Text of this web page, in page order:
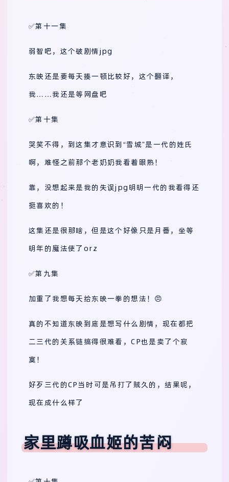
✅第十一集
弱智吧，这个破剧情jpg
东映还是要每天揍一顿比较好，这个翻译，
我……我还是等网盘吧
✅第十集
哭笑不得，到这集才意识到“雪城”是一代的姓氏
啊，难怪之前那个老奶奶我看着眼熟！
靠，没想起来是我的失误jpg明明一代的我看得还
挺喜欢的！
这集还是很那啥，但是这个好像只是月番，坐等
明年的魔法使了orz
✅第九集
加重了我想每天给东映一拳的想法！😠
真的不知道东映到底是想写什么剧情，现在都把
二三代的关系链搞得很难看，CP也是卖了个寂
寞！
好歹三代的CP当时可是吊打了贼久的，结果呢，
现在成什么样了
家里蹲吸血姬的苦闷